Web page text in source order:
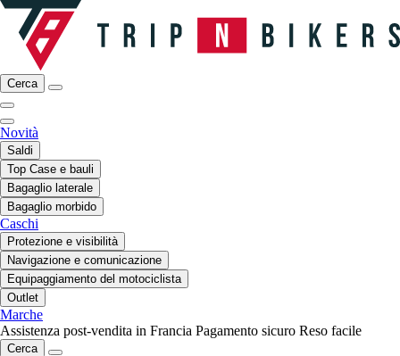
Cerca
Novità
Saldi
Top Case e bauli
Bagaglio laterale
Bagaglio morbido
Caschi
Protezione e visibilità
Navigazione e comunicazione
Equipaggiamento del motociclista
Outlet
Marche
Assistenza post-vendita in Francia Pagamento sicuro Reso facile
Cerca